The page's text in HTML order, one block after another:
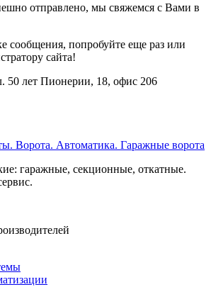
отправлено, мы свяжемся с Вами в
сообщения, попробуйте еще раз или
сайта!
50 лет Пионерии, 18, офис 206
Ворота. Автоматика. Гаражные ворота
гаражные, секционные, откатные.